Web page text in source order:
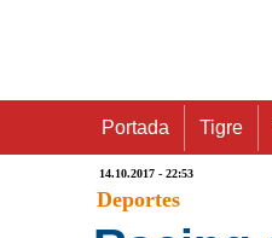
Portada Tigre
14.10.2017 - 22:53
Deportes